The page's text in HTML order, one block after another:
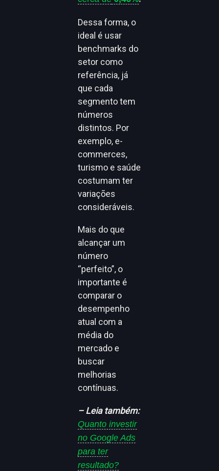
Dessa forma, o
ideal é usar
benchmarks do
setor como
referência, já
que cada
segmento tem
números
distintos. Por
exemplo, e-
commerces,
turismo e saúde
costumam ter
variações
consideráveis.
Mais do que
alcançar um
número
“perfeito”, o
importante é
comparar o
desempenho
atual com a
média do
mercado e
buscar
melhorias
contínuas.
– Leia também:
Quanto investir
no Google Ads
para ter
resultado?